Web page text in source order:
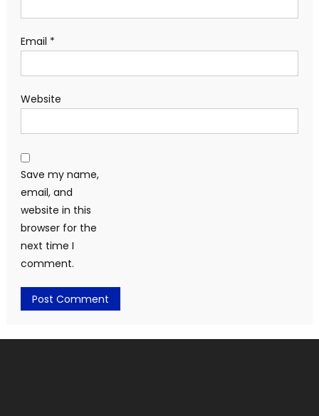
Email *
Website
Save my name,
email, and
website in this
browser for the
next time I
comment.